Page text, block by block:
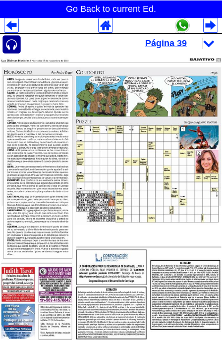
Go Back to current Ed.
Despliegues Analytics
Despliegues Totales
Despliegues por Rubros